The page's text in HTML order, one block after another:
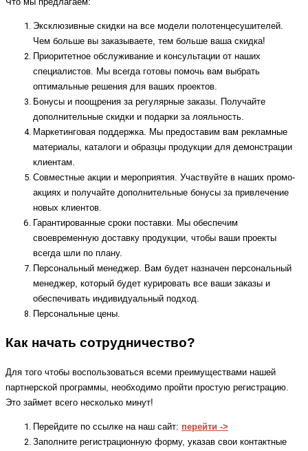
Что мы предлагаем:
Эксклюзивные скидки на все модели полотенцесушителей.
Чем больше вы заказываете, тем больше ваша скидка!
Приоритетное обслуживание и консультации от наших
специалистов. Мы всегда готовы помочь вам выбрать
оптимальные решения для ваших проектов.
Бонусы и поощрения за регулярные заказы. Получайте
дополнительные скидки и подарки за лояльность.
Маркетинговая поддержка. Мы предоставим вам рекламные
материалы, каталоги и образцы продукции для демонстрации
клиентам.
Совместные акции и мероприятия. Участвуйте в наших промо-
акциях и получайте дополнительные бонусы за привлечение
новых клиентов.
Гарантированные сроки поставки. Мы обеспечим
своевременную доставку продукции, чтобы ваши проекты
всегда шли по плану.
Персональный менеджер. Вам будет назначен персональный
менеджер, который будет курировать все ваши заказы и
обеспечивать индивидуальный подход.
Персональные цены.
Как начать сотрудничество?
Для того чтобы воспользоваться всеми преимуществами нашей
партнерской программы, необходимо пройти простую регистрацию.
Это займет всего несколько минут!
Перейдите по ссылке на наш сайт: перейти ->
Заполните регистрационную форму, указав свои контактные